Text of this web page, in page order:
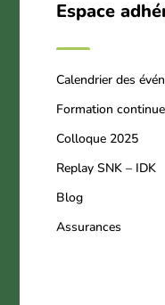
Espace
Calendrier des
Formation continue
Colloque 2025
Replay SNK – IDK
Blog
Assurances